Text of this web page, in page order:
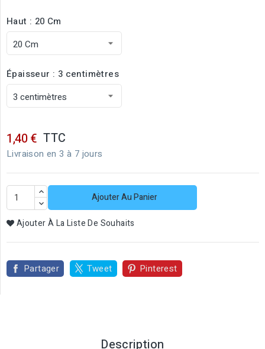
Haut : 20 Cm
Épaisseur : 3 centimètres
1,40 € TTC
Livraison en 3 à 7 jours
Ajouter Au Panier
Ajouter À La Liste De Souhaits
Partager Tweet Pinterest
Description